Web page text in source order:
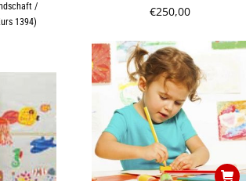
/
1394)
€250,00